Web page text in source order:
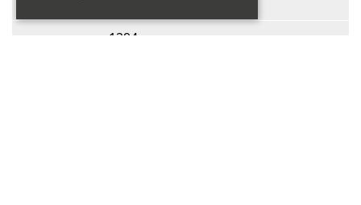
1294